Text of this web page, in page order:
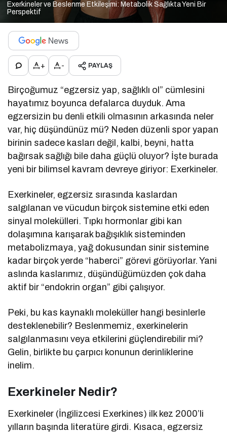
Exerkineler ve Beslenme Etkileşimi: Metabolik Sağlıkta Yeni Bir
Perspektif
+ - PAYLAŞ
Birçoğumuz “egzersiz yap, sağlıklı ol” cümlesini
hayatımız boyunca defalarca duyduk. Ama
egzersizin bu denli etkili olmasının arkasında neler
var, hiç düşündünüz mü? Neden düzenli spor yapan
birinin sadece kasları değil, kalbi, beyni, hatta
bağırsak sağlığı bile daha güçlü oluyor? İşte burada
yeni bir bilimsel kavram devreye giriyor: Exerkineler.
Exerkineler, egzersiz sırasında kaslardan
salgılanan ve vücudun birçok sistemine etki eden
sinyal molekülleri. Tıpkı hormonlar gibi kan
dolaşımına karışarak bağışıklık sisteminden
metabolizmaya, yağ dokusundan sinir sistemine
kadar birçok yerde “haberci” görevi görüyorlar. Yani
aslında kaslarımız, düşündüğümüzden çok daha
aktif bir “endokrin organ” gibi çalışıyor.
Peki, bu kas kaynaklı moleküller hangi besinlerle
desteklenebilir? Beslenmemiz, exerkinelerin
salgılanmasını veya etkilerini güçlendirebilir mi?
Gelin, birlikte bu çarpıcı konunun derinliklerine
inelim.
Exerkineler Nedir?
Exerkineler (İngilizcesi Exerkines) ilk kez 2000’li
yılların başında literatüre girdi. Kısaca, egzersiz